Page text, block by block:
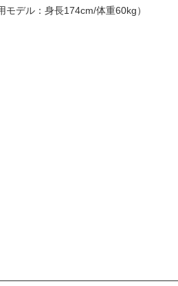
デル：身長174cm/体重60kg）